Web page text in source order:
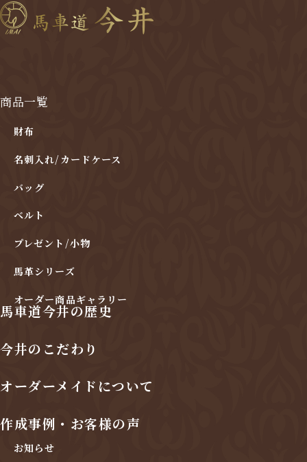
商品一覧
財布
名刺入れ/カードケース
バッグ
ベルト
プレゼント/小物
馬革シリーズ
オーダー商品ギャラリー
馬車道今井の歴史
今井のこだわり
オーダーメイドについて
作成事例・お客様の声
お知らせ